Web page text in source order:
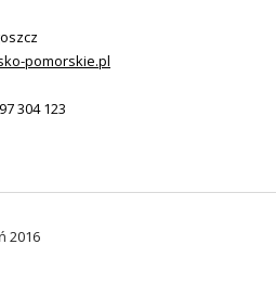
pomorskie.pl
304 123
2016